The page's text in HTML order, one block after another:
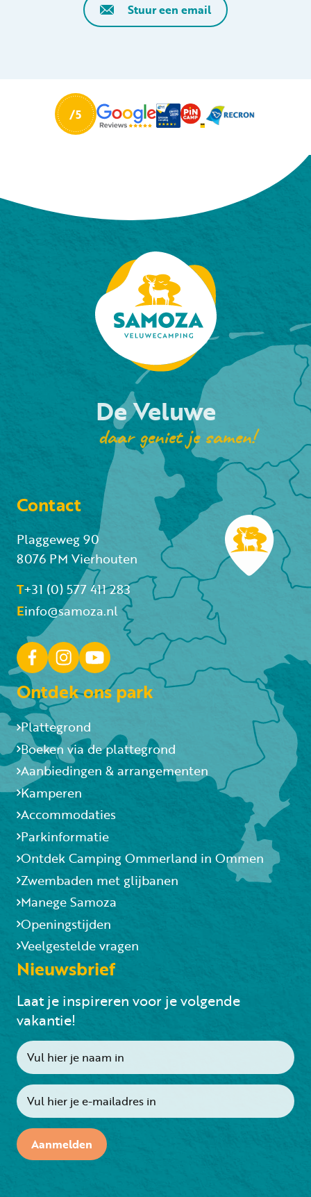
Stuur een email
De Veluwe
daar geniet je samen!
Contact
Plaggeweg 90
8076 PM Vierhouten
T+31 (0) 577 411 283
Einfo@samoza.nl
Ontdek ons park
Plattegrond
Boeken via de plattegrond
Aanbiedingen & arrangementen
Kamperen
Accommodaties
Parkinformatie
Ontdek Camping Ommerland in Ommen
Zwembaden met glijbanen
Manege Samoza
Openingstijden
Veelgestelde vragen
Nieuwsbrief
Laat je inspireren voor je volgende
vakantie!
Aanmelden